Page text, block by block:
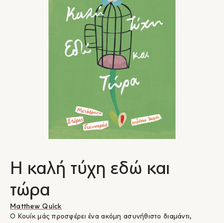
Η καλή τύχη εδώ και
τώρα
Matthew Quick
Ο Κουίκ μάς προσφέρει ένα ακόμη ασυνήθιστο διαμάντι,